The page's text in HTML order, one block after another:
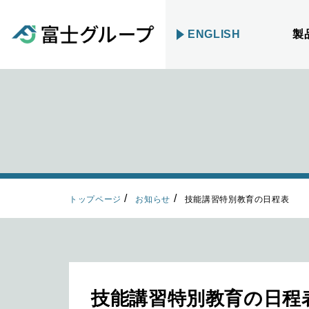
ENGLISH 製
トップページ お知らせ 技能講習特別教育の日程表
技能講習特別教育の日程